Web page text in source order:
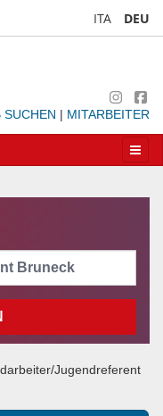
ITA DEU
SUCHEN | MITARBEITER
Apri/
la
Jugendreferent